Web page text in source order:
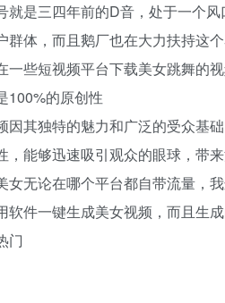
就是三四年前的D音，处于一个
体，而且鹅厂也在大力扶持这个
一些短视频平台下载美女跳舞的
100%的原创性
因其独特的魅力和广泛的受众基
能够迅速吸引观众的眼球，带来
无论在哪个平台都自带流量，
软件一键生成美女视频，而且生
门